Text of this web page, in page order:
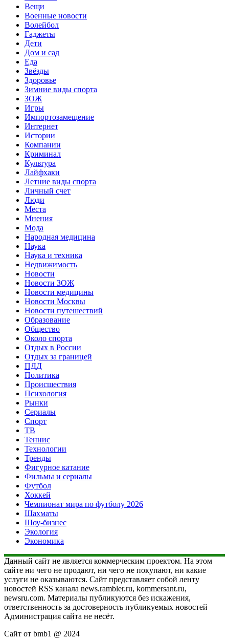
Вещи
Военные новости
Волейбол
Гаджеты
Дети
Дом и сад
Еда
Звёзды
Здоровье
Зимние виды спорта
ЗОЖ
Игры
Импортозамещение
Интернет
Истории
Компании
Криминал
Культура
Лайфхаки
Летние виды спорта
Личный счет
Люди
Места
Мнения
Мода
Народная медицина
Наука
Наука и техника
Недвижимость
Новости
Новости ЗОЖ
Новости медицины
Новости Москвы
Новости путешествий
Образование
Общество
Около спорта
Отдых в России
Отдых за границей
ПДД
Политика
Происшествия
Психология
Рынки
Сериалы
Спорт
ТВ
Теннис
Технологии
Тренды
Фигурное катание
Фильмы и сериалы
Футбол
Хоккей
Чемпионат мира по футболу 2026
Шахматы
Шоу-бизнес
Экология
Экономика
Данный сайт не является коммерческим проектом. На этом
сайте ни чего не продают, ни чего не покупают, ни какие
услуги не оказываются. Сайт представляет собой ленту
новостей RSS канала news.rambler.ru, kommersant.ru,
newsru.com. Материалы публикуются без искажения,
ответственность за достоверность публикуемых новостей
Администрация сайта не несёт.
Сайт от bmb1 @ 2024